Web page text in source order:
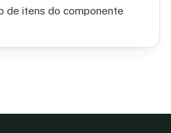
de itens do componente